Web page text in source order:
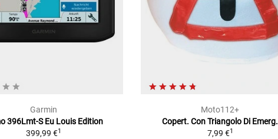
Garmin
396Lmt-S Eu Louis Edition
399,99 €1
Moto112+
Copert. Con Triangolo Di Emerg.
7,99 €1